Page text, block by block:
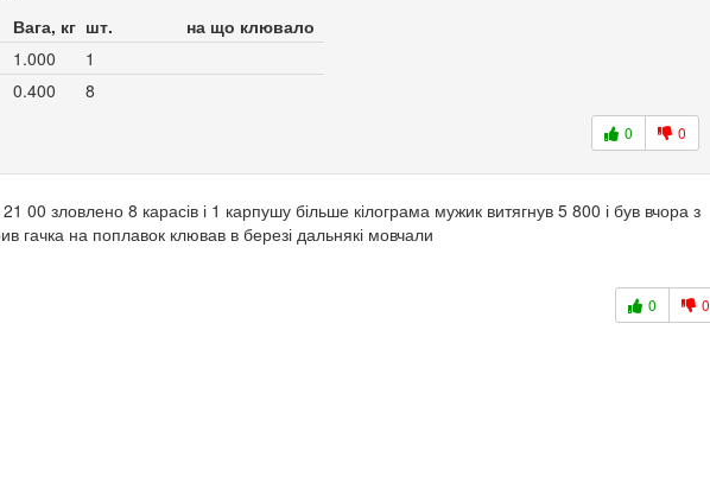
Вага, кг шт.
на що клювало
1.000
1
0.400 8
0 0
00 зловлено 8 карасів і 1 карпушу більше кілограма мужик витягнув 5 800 і був вчора з
гачка на поплавок клював в березі дальнякі мовчали
0 0